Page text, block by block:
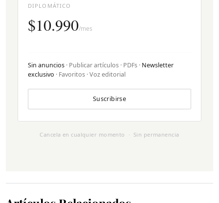
DIPLOMÁTICO
$10.990/mes
Sin anuncios · Publicar artículos · PDFs · Newsletter
exclusivo · Favoritos · Voz editorial
Suscribirse
Cancela en cualquier momento · Sin permanencia